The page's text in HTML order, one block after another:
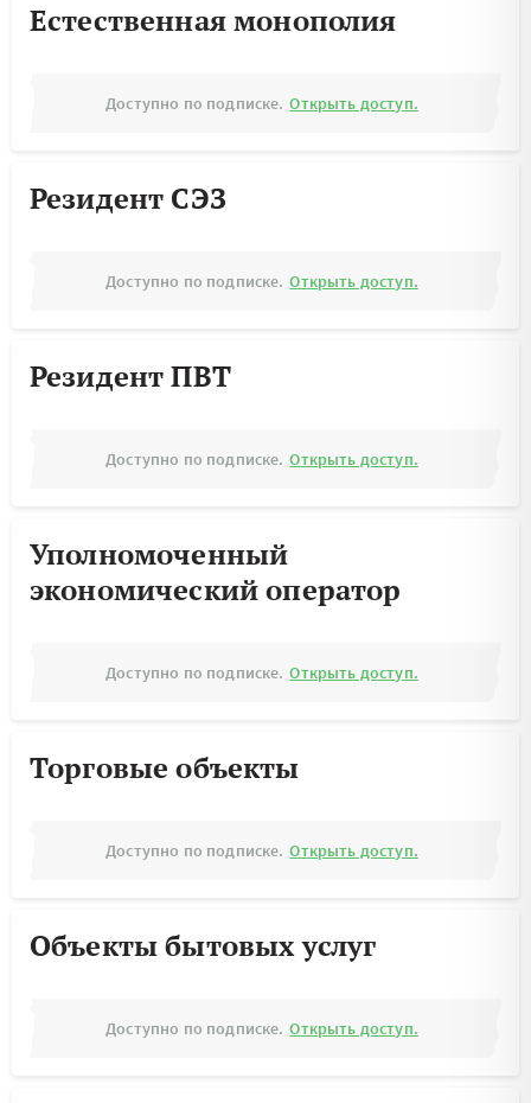
Естественная монополия
Доступно по подписке. Открыть доступ.
Резидент СЭЗ
Доступно по подписке. Открыть доступ.
Резидент ПВТ
Доступно по подписке. Открыть доступ.
Уполномоченный
экономический оператор
Доступно по подписке. Открыть доступ.
Торговые объекты
Доступно по подписке. Открыть доступ.
Объекты бытовых услуг
Доступно по подписке. Открыть доступ.